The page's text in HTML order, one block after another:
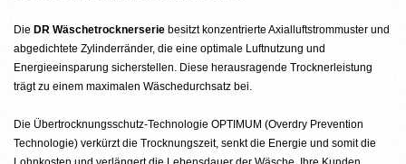
Die DR Wäschetrocknerserie besitzt konzentrierte Axialluftstrommuster und
abgedichtete Zylinderränder, die eine optimale Luftnutzung und
Energieeinsparung sicherstellen. Diese herausragende Trocknerleistung
trägt zu einem maximalen Wäschedurchsatz bei.
Die Übertrocknungsschutz-Technologie OPTIMUM (Overdry Prevention
Technologie) verkürzt die Trocknungszeit, senkt die Energie und somit die